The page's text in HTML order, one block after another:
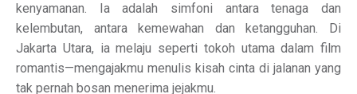
kenyamanan. Ia adalah simfoni antara tenaga dan
kelembutan, antara kemewahan dan ketangguhan. Di
Jakarta Utara, ia melaju seperti tokoh utama dalam film
romantis—mengajakmu menulis kisah cinta di jalanan yang
tak pernah bosan menerima jejakmu.